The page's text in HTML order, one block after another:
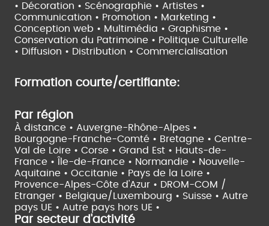
• Décoration • Scénographie • Artistes •
Communication • Promotion • Marketing •
Conception web • Multimédia • Graphisme •
Conservation du Patrimoine • Politique Culturelle
• Diffusion • Distribution • Commercialisation
Formation courte/certifiante:
Par région
À distance • Auvergne-Rhône-Alpes •
Bourgogne-Franche-Comté • Bretagne • Centre-
Val de Loire • Corse • Grand Est • Hauts-de-
France •
Île-de-France • Normandie • Nouvelle-
Aquitaine • Occitanie • Pays de la Loire •
Provence-Alpes-Côte d'Azur • DROM-COM /
Etranger • Belgique/Luxembourg • Suisse • Autre
pays UE • Autre pays hors UE •
Par secteur d'activité